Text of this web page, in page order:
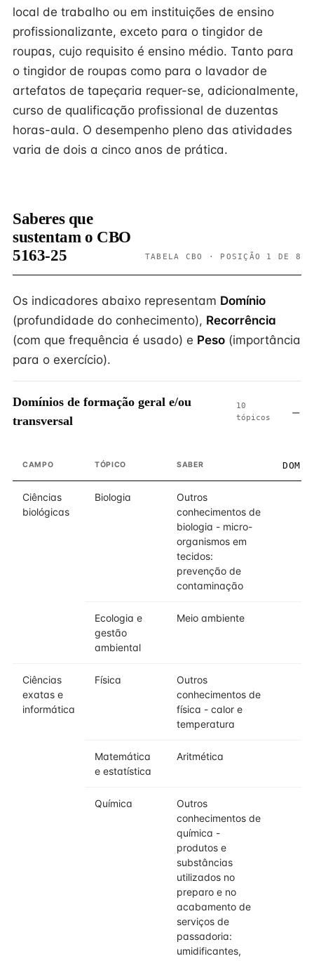
local de trabalho ou em instituições de ensino
profissionalizante, exceto para o tingidor de
roupas, cujo requisito é ensino médio. Tanto para
o tingidor de roupas como para o lavador de
artefatos de tapeçaria requer-se, adicionalmente,
curso de qualificação profissional de duzentas
horas-aula. O desempenho pleno das atividades
varia de dois a cinco anos de prática.
Saberes que
sustentam o CBO
5163-25
TABELA CBO · POSIÇÃO 1 DE 8
Os indicadores abaixo representam Domínio
(profundidade do conhecimento), Recorrência
(com que frequência é usado) e Peso (importância
para o exercício).
Domínios de formação geral e/ou
transversal
10
tópicos
CAMPO TÓPICO SABER
Ciências
biológicas
Biologia
Outros
conhecimentos de
biologia - micro-
organismos em
tecidos:
prevenção de
contaminação
Ecologia e
gestão
ambiental
Meio ambiente
Ciências
exatas e
informática
Física
Outros
conhecimentos de
física - calor e
temperatura
Matemática
e estatística
Aritmética
Química
Outros
conhecimentos de
química -
produtos e
substâncias
utilizados no
preparo e no
acabamento de
serviços de
passadoria:
umidificantes,